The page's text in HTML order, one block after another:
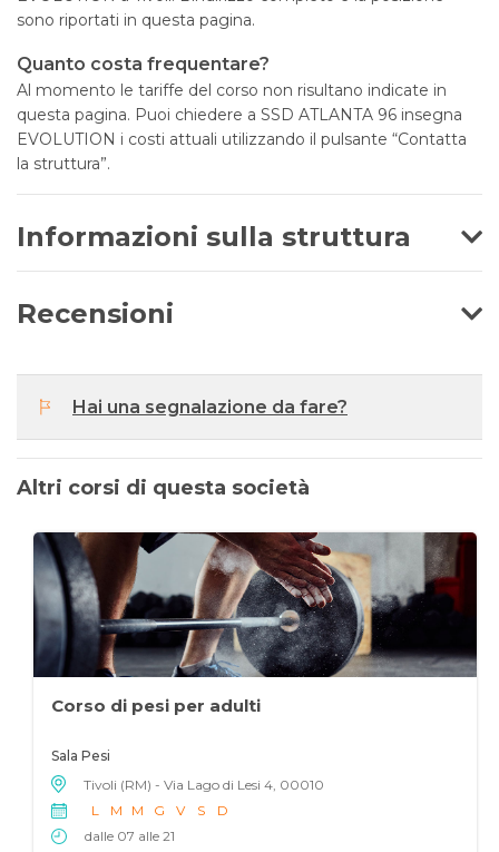
sono riportati in questa pagina.
Quanto costa frequentare?
Al momento le tariffe del corso non risultano indicate in
questa pagina. Puoi chiedere a SSD ATLANTA 96 insegna
EVOLUTION i costi attuali utilizzando il pulsante “Contatta
la struttura”.
Informazioni sulla struttura
Recensioni
Hai una segnalazione da fare?
Altri corsi di questa società
Corso di pesi per adulti
Sala Pesi
Tivoli (RM) - Via Lago di Lesi 4, 00010
L
M M G V S
D
dalle 07 alle 21